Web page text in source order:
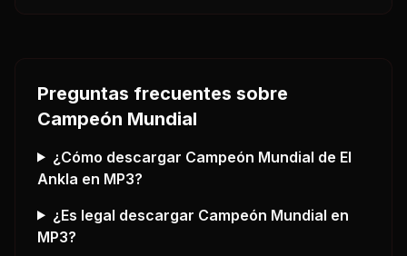
Preguntas frecuentes sobre
Campeón Mundial
¿Cómo descargar Campeón Mundial de El
Ankla en MP3?
¿Es legal descargar Campeón Mundial en
MP3?